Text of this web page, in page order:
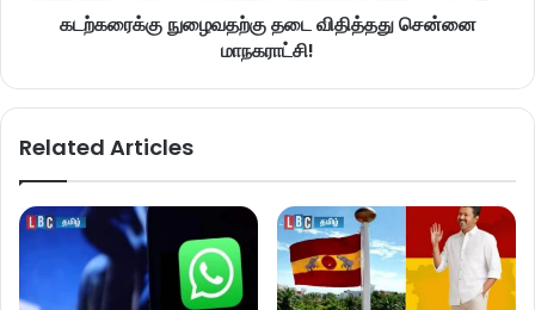
கடற்கரைக்கு நுழைவதற்கு தடை விதித்தது சென்னை
மாநகராட்சி!
Related Articles